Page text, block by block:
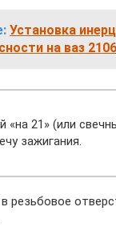
Установка
на ваз 2106
«на 21» (или
зажигания.
резьбовое